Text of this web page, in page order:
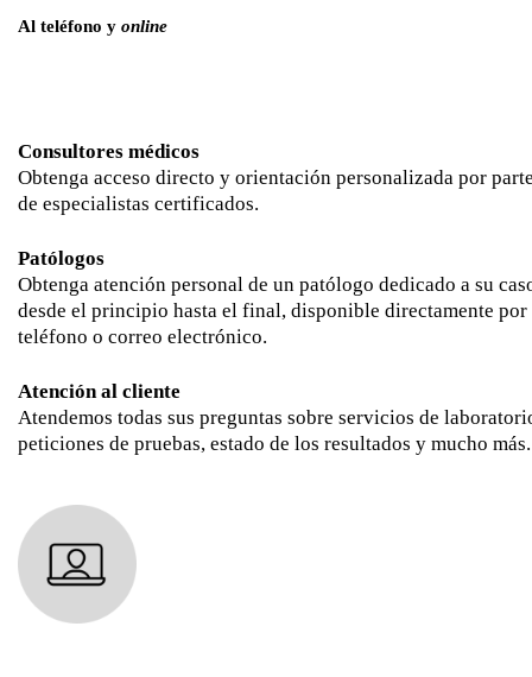
Al teléfono y online
Consultores médicos
Obtenga acceso directo y orientación personalizada por
de especialistas certificados.
Patólogos
Obtenga atención personal de un patólogo dedicado a su
desde el principio hasta el final, disponible directamente por
teléfono o correo electrónico.
Atención al cliente
Atendemos todas sus preguntas sobre servicios de
peticiones de pruebas, estado de los resultados y mucho más.